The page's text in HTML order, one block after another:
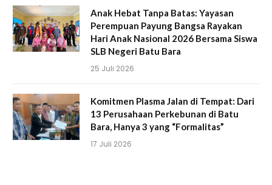
Anak Hebat Tanpa Batas: Yayasan
Perempuan Payung Bangsa Rayakan
Hari Anak Nasional 2026 Bersama Siswa
SLB Negeri Batu Bara
25 Juli 2026
Komitmen Plasma Jalan di Tempat: Dari
13 Perusahaan Perkebunan di Batu
Bara, Hanya 3 yang “Formalitas”
17 Juli 2026